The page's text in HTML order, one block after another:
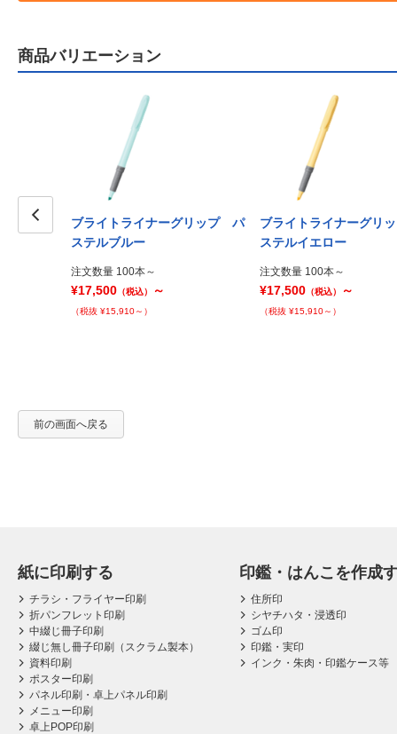
商品バリエーション
ブライトライナーグリップ パ
ステルブルー
注文数量 100本～
¥17,500 （税込） ～
（税抜 ¥15,910～）
ブライトライナーグリ
ステルイエロー
注文数量 100本～
¥17,500 （税込） ～
（税抜 ¥15,910～）
前の画面へ戻る
紙に印刷する
チラシ・フライヤー印刷
折パンフレット印刷
中綴じ冊子印刷
綴じ無し冊子印刷（スクラム製本）
資料印刷
ポスター印刷
パネル印刷・卓上パネル印刷
メニュー印刷
卓上POP印刷
印鑑・はんこを作成
住所印
シヤチハタ・浸透印
ゴム印
印鑑・実印
インク・朱肉・印鑑ケース等